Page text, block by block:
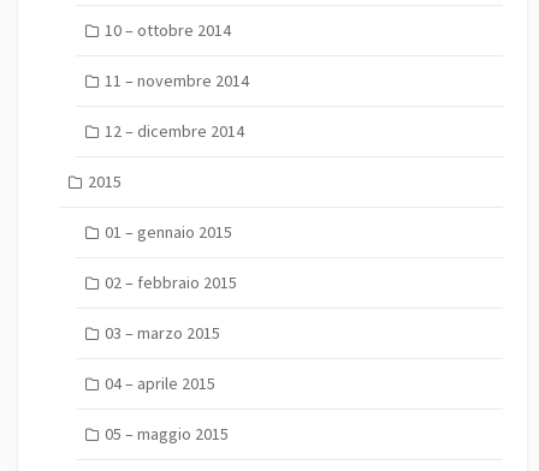
10 – ottobre 2014
11 – novembre 2014
12 – dicembre 2014
2015
01 – gennaio 2015
02 – febbraio 2015
03 – marzo 2015
04 – aprile 2015
05 – maggio 2015